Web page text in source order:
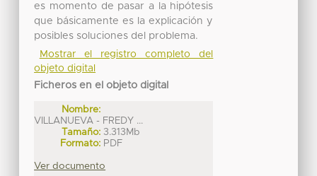
es momento de pasar a la hipótesis
que básicamente es la explicación y
posibles soluciones del problema.
Mostrar el registro completo del
objeto digital
Ficheros en el objeto digital
Nombre:
VILLANUEVA - FREDY ...
Tamaño: 3.313Mb
Formato: PDF
Ver documento